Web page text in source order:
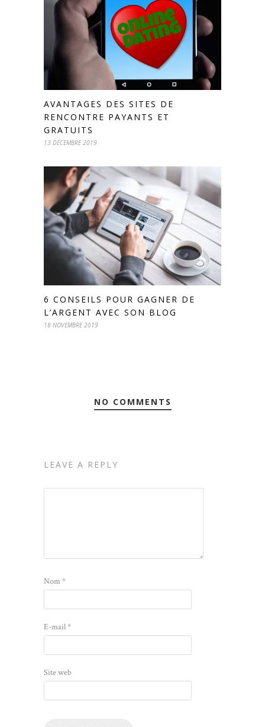
AVANTAGES DES SITES DE
RENCONTRE PAYANTS ET
GRATUITS
13 DÉCEMBRE 2019
6 CONSEILS POUR GAGNER DE
L’ARGENT AVEC SON BLOG
18 NOVEMBRE 2019
NO COMMENTS
LEAVE A REPLY
Nom*
E-mail*
Site web